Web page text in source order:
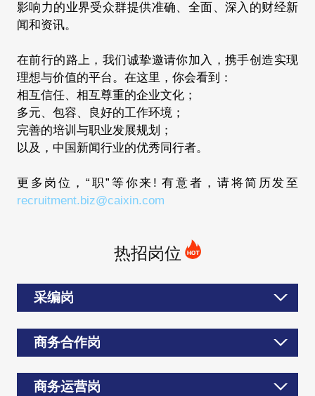
影响力的业界受众群提供准确、全面、深入的财经新
闻和资讯。
在前行的路上，我们诚挚邀请你加入，携手创造实现
理想与价值的平台。在这里，你会看到：
相互信任、相互尊重的企业文化；
多元、包容、良好的工作环境；
完善的培训与职业发展规划；
以及，中国新闻行业的优秀同行者。
更多岗位，“职”等你来! 有意者，请将简历发至
recruitment.biz@caixin.com
热招岗位
采编岗
商务合作岗
商务运营岗